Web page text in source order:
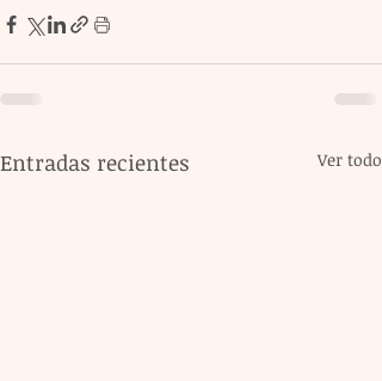
Entradas recientes Ver todo